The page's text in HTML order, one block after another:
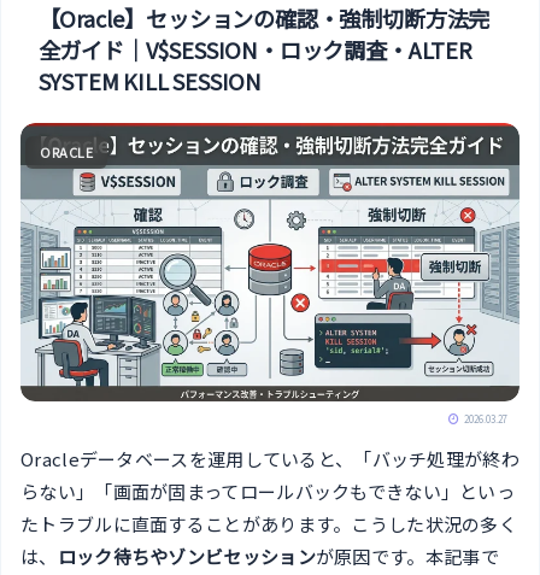
【Oracle】セッションの確認・強制切断方法完
全ガイド｜V$SESSION・ロック調査・ALTER
SYSTEM KILL SESSION
ORACLE
2026.03.27
Oracleデータベースを運用していると、「バッチ処理が終わ
らない」「画面が固まってロールバックもできない」といっ
たトラブルに直面することがあります。こうした状況の多く
は、
ロック待ちやゾンビセッションが原因です。本記事で